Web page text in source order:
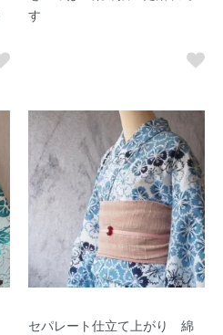
す
セパレート仕立て上がり 綿